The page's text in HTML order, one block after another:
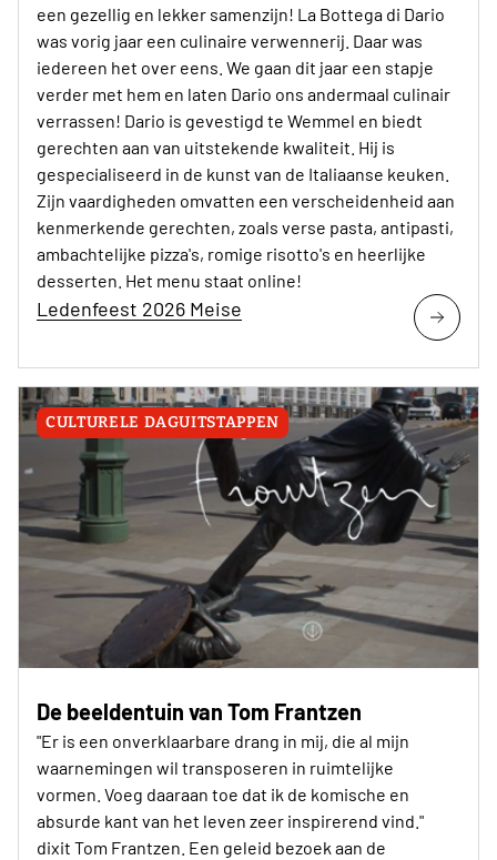
een gezellig en lekker samenzijn! La Bottega di Dario
was vorig jaar een culinaire verwennerij. Daar was
iedereen het over eens. We gaan dit jaar een stapje
verder met hem en laten Dario ons andermaal culinair
verrassen! Dario is gevestigd te Wemmel en biedt
gerechten aan van uitstekende kwaliteit. Hij is
gespecialiseerd in de kunst van de Italiaanse keuken.
Zijn vaardigheden omvatten een verscheidenheid aan
kenmerkende gerechten, zoals verse pasta, antipasti,
ambachtelijke pizza's, romige risotto's en heerlijke
desserten. Het menu staat online!
Ledenfeest 2026 Meise
CULTURELE DAGUITSTAPPEN
De beeldentuin van Tom Frantzen
"Er is een onverklaarbare drang in mij, die al mijn
waarnemingen wil transposeren in ruimtelijke
vormen. Voeg daaraan toe dat ik de komische en
absurde kant van het leven zeer inspirerend vind."
dixit Tom Frantzen. Een geleid bezoek aan de